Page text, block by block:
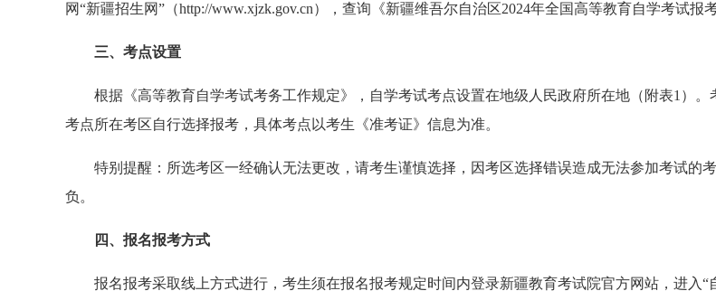
网“新疆招生网”（http://www.xjzk.gov.cn），查询《新疆维吾尔自治区2024年全国高等教育自学考试报
三、考点设置
根据《高等教育自学考试考务工作规定》，自学考试考点设置在地级人民政府所在地（附表1）。
考点所在考区自行选择报考，具体考点以考生《准考证》信息为准。
特别提醒：所选考区一经确认无法更改，请考生谨慎选择，因考区选择错误造成无法参加考试的
负。
四、报名报考方式
报名报考采取线上方式进行，考生须在报名报考规定时间内登录新疆教育考试院官方网站，进入“